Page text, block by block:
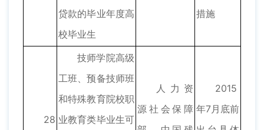
贷款的毕业年度高
校毕业生
措施
28
技师学院高级
工班、预备技师班
和特殊教育院校职
业教育类毕业生可
人力资
源社会保障
2015
年7月底前